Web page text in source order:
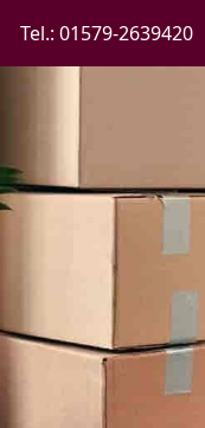
Tel.: 01579-2639420